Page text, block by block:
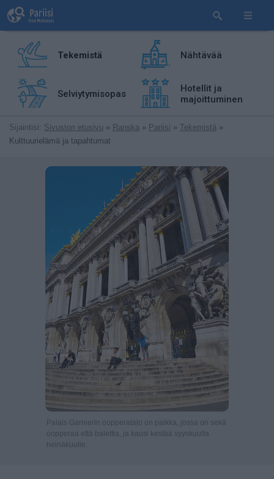
Tekemistä Nähtävää
Selviytymisopas
Hotellit ja
majoittuminen
Sijaintisi: Sivuston etusivu » Ranska » Pariisi » Tekemistä »
Kulttuurielämä ja tapahtumat
Palais Garnierin oopperatalo on paikka, jossa on sekä
oopperaa että balettia, ja kausi kestää syyskuulta
heinäkuulle.